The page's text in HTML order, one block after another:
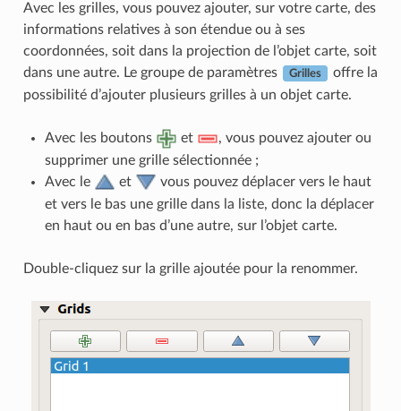
Avec les grilles, vous pouvez ajouter, sur votre carte, des
informations relatives à son étendue ou à ses
coordonnées, soit dans la projection de l’objet carte, soit
dans une autre. Le groupe de paramètres
Grilles
offre la
possibilité d’ajouter plusieurs grilles à un objet carte.
Avec les boutons et
, vous pouvez ajouter ou
supprimer une grille sélectionnée ;
Avec le
et
vous pouvez déplacer vers le haut
et vers le bas une grille dans la liste, donc la déplacer
en haut ou en bas d’une autre, sur l’objet carte.
Double-cliquez sur la grille ajoutée pour la renommer.